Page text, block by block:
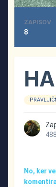
ZAPISOV
8
No, ker